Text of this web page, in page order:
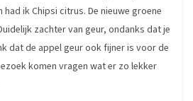
ik Chipsi citrus. De nieuwe groene
zachter van geur, ondanks dat je
dat de appel geur ook fijner is voor de
komen vragen wat er zo lekker